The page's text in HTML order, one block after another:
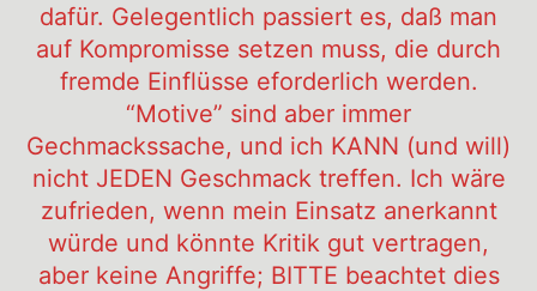
dafür. Gelegentlich passiert es, daß man
auf Kompromisse setzen muss, die durch
fremde Einflüsse eforderlich werden.
“Motive” sind aber immer
Gechmackssache, und ich KANN (und will)
nicht JEDEN Geschmack treffen. Ich wäre
zufrieden, wenn mein Einsatz anerkannt
würde und könnte Kritik gut vertragen,
aber keine Angriffe; BITTE beachtet dies